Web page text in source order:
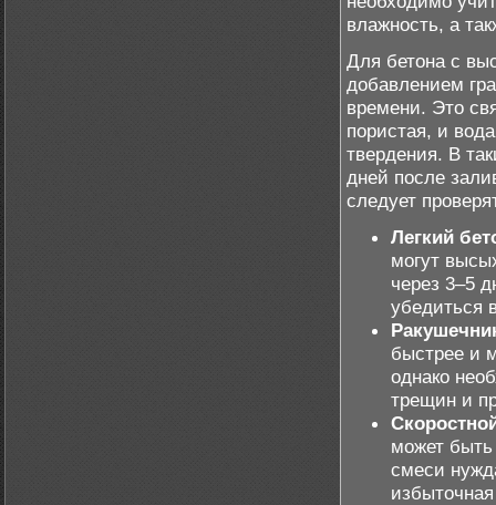
влажность, а
Для бетона с
добавлением
времени. Это
пористая, и
твердения. В
дней после
следует
Легкий
могут
через 3–5
убедиться
быстрее и
однако
трещин и
может быть
смеси